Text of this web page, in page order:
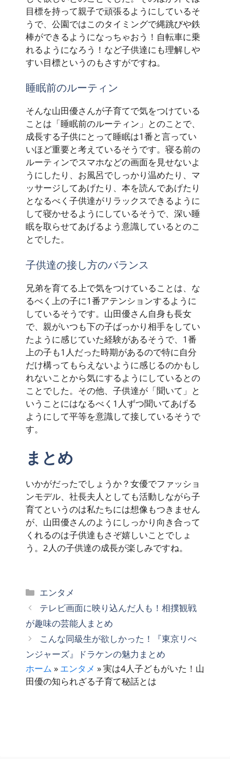
目標を持って親子で頑張るようにしているそ
うで、公園ではこのタイミングで縄跳びや鉄
棒ができるようになっちゃおう！自転車に乗
れるようになろう！など子供達にも理解しや
すい目標というのもさすがですね。
睡眠前のルーティン
そんな山田優さんが子育てで気をつけている
ことは「睡眠前のルーティン」とのことで、
成長する子供にとって睡眠は1番と言ってい
いほど重要と考えているそうです。寝る前の
ルーティンでスマホなどの画面を見せないよ
うにしたり、お風呂でしっかり温めたり、マ
ッサージしてあげたり、本を読んであげたり
となるべく子供達がリラックスできるように
して寝かせるようにしているそうで、深い睡
眠を取らせてあげるよう意識しているとのこ
とでした。
子供達の接し方のバランス
兄弟を育てる上で気をつけていることは、な
るべく上の子に1番アテンションするように
しているそうです。山田優さん自身も長女
で、親がいつも下の子ばっかり相手をしてい
たように感じていた経験があるそうで、1番
上の子も1人だった時期があるので特に自分
だけ構ってもらえないように感じるのかもし
れないことから気にするようにしているとの
ことでした。その他、子供達が「聞いて」と
いうことにはなるべく1人ずつ聞いてあげる
ようにして平等を意識して接しているそうで
す。
まとめ
いかがだったでしょうか？女優でファッショ
ンモデル、社長夫人としても活動しながら子
育てというのは私たちには想像もつきません
が、山田優さんのようにしっかり向き合って
くれるのは子供達もさぞ嬉しいことでしょ
う。2人の子供達の成長が楽しみですね。
カ
テ
リ
ー
エンタメ
テレビ画面に映り込んだ人も！相撲観戦
が趣味の芸能人まとめ
こんな同級生が欲しかった！『東京リべ
ンジャーズ』ドラケンの魅力まとめ
ホーム » エンタメ »実は4人子どもがいた！山
田優の知られざる子育て秘話とは